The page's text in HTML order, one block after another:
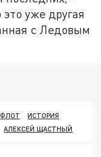
уже другая
с Ледовым
ИСТОРИЯ
АЛЕКСЕЙ ЩАСТНЫЙ